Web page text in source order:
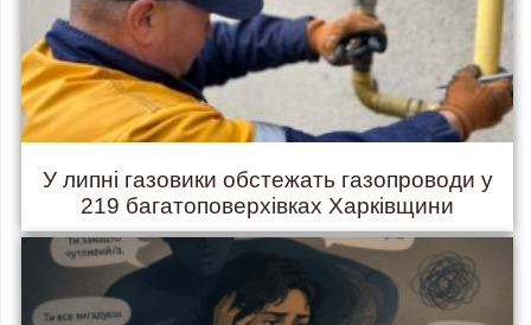
У липні газовики обстежать газопроводи у
219 багатоповерхівках Харківщини